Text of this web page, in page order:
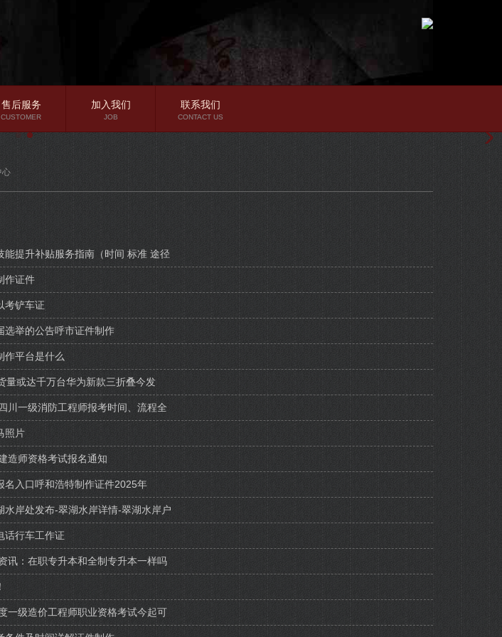
售后服务
CUSTOMER
加入我们
JOB
联系我们
CONTACT US
心
能提升补贴服务指南（时间 标准 途径
作证件
考铲车证
选举的公告呼市证件制作
作平台是什么
量或达千万台华为新款三折叠今发
川一级消防工程师报考时间、流程全
照片
造师资格考试报名通知
名入口呼和浩特制作证件2025年
水岸处发布-翠湖水岸详情-翠湖水岸户
话行车工作证
讯：在职专升本和全制专升本一样吗
一级造价工程师职业资格考试今起可